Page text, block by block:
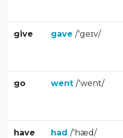
give gave /'geɪv/
go went /'went/
have had /'hæd/